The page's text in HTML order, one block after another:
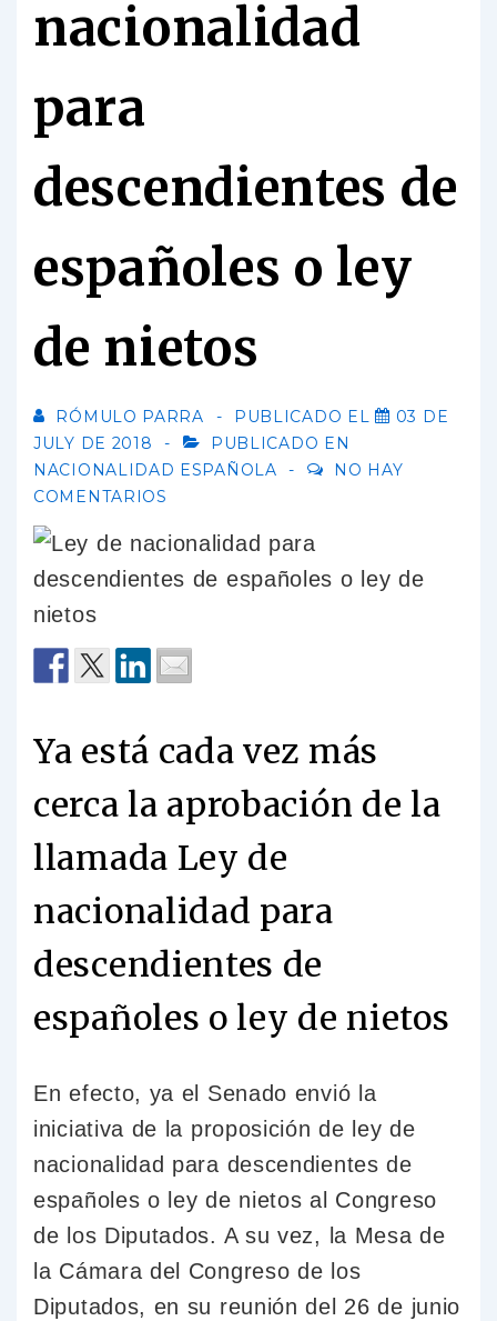
nacionalidad
para
descendientes de
españoles o ley
de nietos
RÓMULO PARRA PUBLICADO EL
03 DE
JULY DE 2018
PUBLICADO EN
NACIONALIDAD ESPAÑOLA
NO HAY
COMENTARIOS
Ya está cada vez más
cerca la aprobación de la
llamada Ley de
nacionalidad para
descendientes de
españoles o ley de nietos
En efecto, ya el Senado envió la
iniciativa de la proposición de ley de
nacionalidad para descendientes de
españoles o ley de nietos al Congreso
de los Diputados. A su vez, la Mesa de
la Cámara del Congreso de los
Diputados, en su reunión del 26 de junio